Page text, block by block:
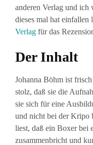
anderen Verlag und ich
dieses mal hat einfallen
Verlag für das
Der Inhalt
Johanna Böhm ist
stolz, daß sie die
sie sich für eine
und nicht bei der Kripo
liest, daß ein Boxer bei
zusammenbricht und